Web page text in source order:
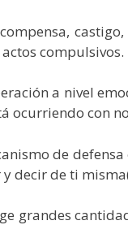
compulsivos.
a nivel
ocurriendo con
de
decir de ti
grandes